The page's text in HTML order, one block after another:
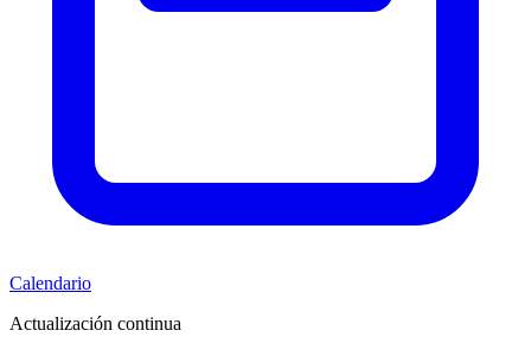
Calendario
Actualización continua